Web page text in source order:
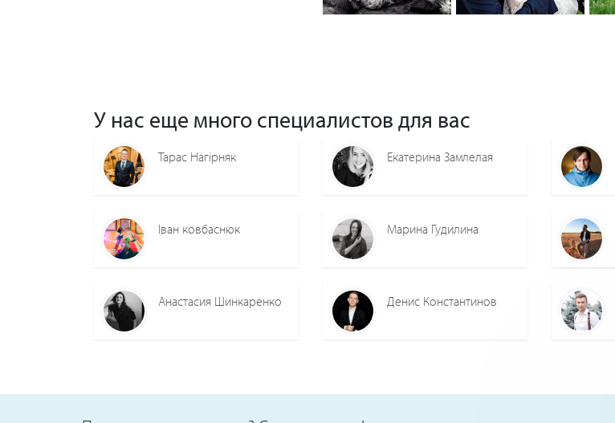
У нас еще много специалистов для вас
Тарас Нагірняк Екатерина Замлелая
Іван ковбаснюк Марина Гудилина
Анастасия Шинкаренко Денис Константинов